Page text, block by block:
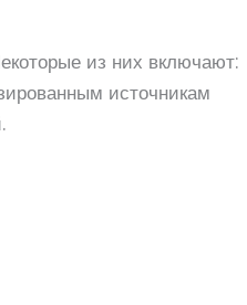
из них включают:
источникам